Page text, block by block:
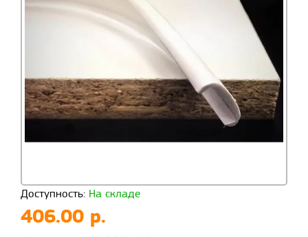
Доступность: На складе
406.00 р.